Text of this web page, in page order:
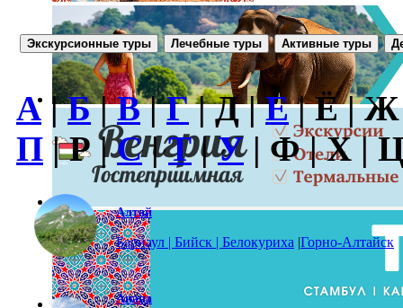
Экскурсионные туры Лечебные туры Активные туры
А|Б|В|Г| Д |Е| Ё |
П | Р |С|Т|У| Ф | Х |
Алтай
Барнаул | Бийск | Белокуриха |Горно-Алтайск
Анапа